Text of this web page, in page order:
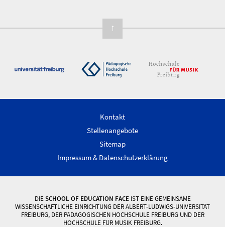
↑
Kontakt
Stellenangebote
Sitemap
Impressum & Datenschutzerklärung
DIE SCHOOL OF EDUCATION FACEIST EINE GEMEINSAME
WISSENSCHAFTLICHE EINRICHTUNG DER ALBERT-LUDWIGS-UNIVERSITÄT
FREIBURG, DER PÄDAGOGISCHEN HOCHSCHULE FREIBURG UND DER
HOCHSCHULE FÜR MUSIK FREIBURG.